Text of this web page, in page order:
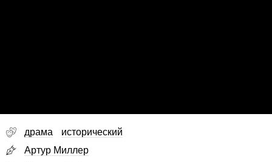
драма
исторический
Артур Миллер